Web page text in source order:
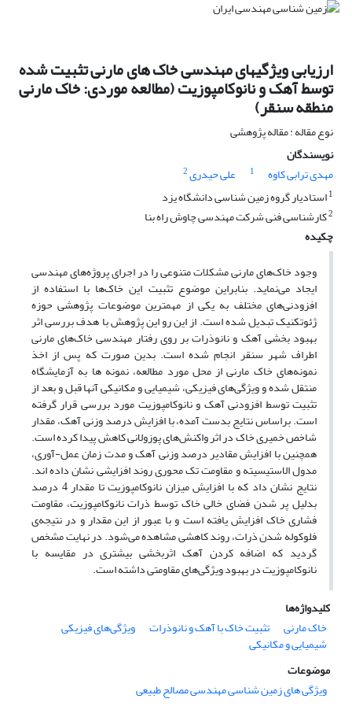
ارزیابی ویژگیهای مهندسی خاک های مارنی تثبیت شده
توسط آهک و نانوکامپوزیت (مطالعه موردی: خاک مارنی
منطقه سنقر)
نوع مقاله : مقاله پژوهشی
نویسندگان
مهدی ترابی کاوه
1 علی حیدری2
1استادیار گروه زمین شناسی دانشگاه یزد
2کارشناسی فنی شرکت مهندسی چاوش راه بنا
چکیده
وجود خاک‌های مارنی مشکلات متنوعی را در اجرای پروژه‌های مهندسی
ایجاد می‌نماید. بنابراین موضوع تثبیت این خاک‌ها با استفاده از
افزودنی‌های مختلف به یکی از مهمترین موضوعات پژوهشی حوزه
ژئوتکنیک تبدیل شده است. از این رو این پژوهش با هدف بررسی اثر
بهبود بخشی آهک و نانوذرات بر روی رفتار مهندسی خاک‌های مارنی
اطراف شهر سنقر انجام شده است. بدین صورت که پس از اخذ
نمونه‌های خاک مارنی از محل مورد مطالعه، نمونه ها به آزمایشگاه
منتقل شده و ویژگی‌های فیزیکی، شیمیایی و مکانیکی آنها قبل و بعد از
تثبیت توسط افزودنی آهک و نانوکامپوزیت مورد بررسی قرار گرفته
است. براساس نتایج بدست آمده، با افزایش درصد وزنی آهک، مقدار
شاخص خمیری خاک در اثر واکنش‌های پوزولانی کاهش پیدا کرده است.
همچنین با افزایش مقادیر درصد وزنی آهک و مدت زمان عمل-آوری،
مدول الاستیسیته و مقاومت تک محوری روند افزایشی نشان داده اند.
نتایج نشان داد که با افزایش میزان نانوکامپوزیت تا مقدار 4 درصد
بدلیل پر شدن فضای خالی خاک توسط ذرات نانوکامپوزیت، مقاومت
فشاری خاک افزایش یافته است و با عبور از این مقدار و در نتیجه‌ی
فلوکوله شدن ذرات، روند کاهشی مشاهده می‌شود. در نهایت مشخص
گردید که اضافه کردن آهک اثربخشی بیشتری در مقایسه با
نانوکامپوزیت در بهبود ویژگی‌های مقاومتی داشته است.
کلیدواژه‌ها
خاک مارنی
تثبیت خاک با آهک و نانوذرات ویژگی‌های فیزیکی
شیمیایی و مکانیکی
موضوعات
ویژگی های زمین شناسی مهندسی مصالح طبیعی